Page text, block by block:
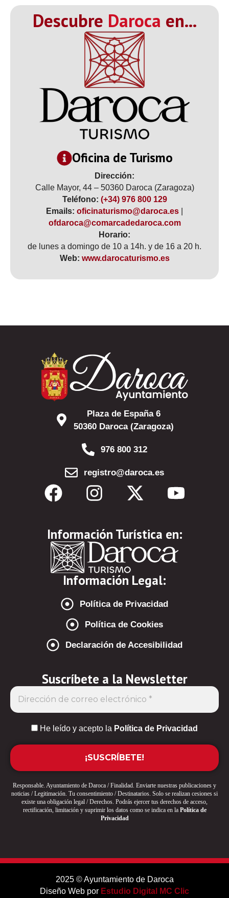
Descubre Daroca en...
Oficina de Turismo
Dirección:
Calle Mayor, 44 – 50360 Daroca (Zaragoza)
Teléfono: (+34) 976 800 129
Emails: oficinaturismo@daroca.es
ofdaroca@comarcadedaroca.com
Horario:
de lunes a domingo de 10 a 14h. y de 16 a 20 h.
Web: www.darocaturismo.es
Plaza de España 6
50360 Daroca (Zaragoza)
976 800 312
registro@daroca.es
Información Turística en:
Información Legal:
Política de Privacidad
Política de Cookies
Declaración de Accesibilidad
Suscríbete a la Newsletter
He leído y acepto la Política de Privacidad
Responsable. Ayuntamiento de Daroca / Finalidad. Enviarte nuestras publicaciones y
noticias / Legitimación. Tu consentimiento / Destinatarios. Solo se realizan cesiones si
existe una obligación legal / Derechos. Podrás ejercer tus derechos de acceso,
rectificación, limitación y suprimir los datos como se indica en la Política de
Privacidad
2025 © Ayuntamiento de Daroca
Diseño Web por Estudio Digital MC Clic